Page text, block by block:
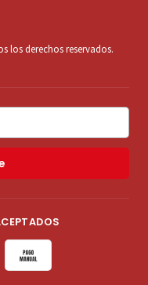
los derechos reservados.